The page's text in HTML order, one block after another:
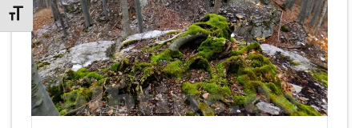
SCHRIFT VERGRÖSSERN